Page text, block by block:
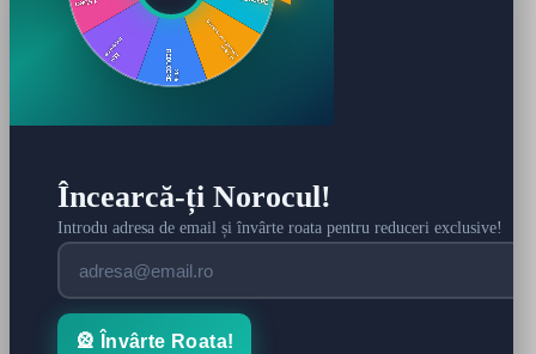
Încearcă-ți Norocul!
Introdu adresa de email și învârte roata pentru reduceri exclusive!
🎡 Învârte Roata!